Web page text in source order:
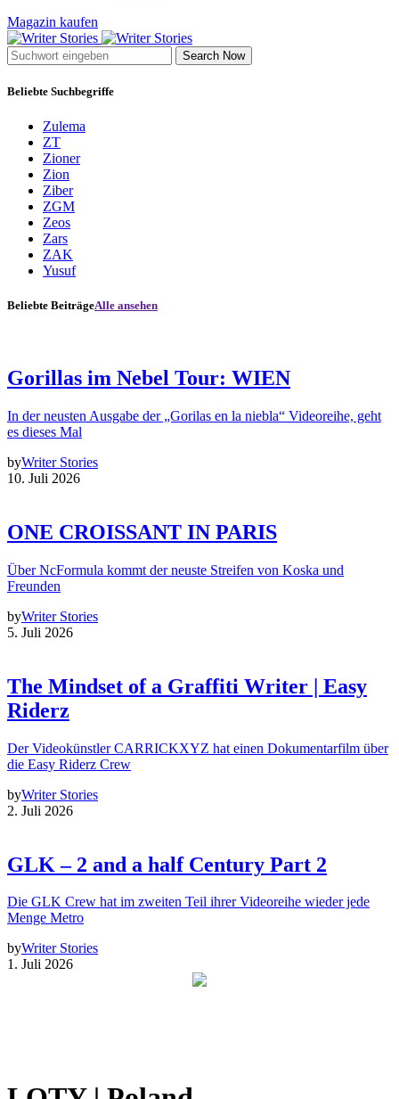
Magazin kaufen
Search Now
Beliebte Suchbegriffe
Zulema
ZT
Zioner
Zion
Ziber
ZGM
Zeos
Zars
ZAK
Yusuf
Beliebte BeiträgeAlle ansehen
Gorillas im Nebel Tour: WIEN
In der neusten Ausgabe der „Gorilas en la niebla“ Videoreihe, geht
es dieses Mal
byWriter Stories
10. Juli 2026
ONE CROISSANT IN PARIS
Über NcFormula kommt der neuste Streifen von Koska und
Freunden
byWriter Stories
5. Juli 2026
The Mindset of a Graffiti Writer | Easy
Riderz
Der Videokünstler CARRICKXYZ hat einen Dokumentarfilm über
die Easy Riderz Crew
byWriter Stories
2. Juli 2026
GLK – 2 and a half Century Part 2
Die GLK Crew hat im zweiten Teil ihrer Videoreihe wieder jede
Menge Metro
byWriter Stories
1. Juli 2026